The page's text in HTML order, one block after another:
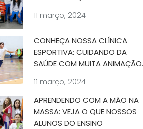
11 março, 2024
CONHEÇA NOSSA CLÍNICA
ESPORTIVA: CUIDANDO DA
SAÚDE COM MUITA ANIMAÇÃO.
11 março, 2024
APRENDENDO COM A MÃO NA
MASSA: VEJA O QUE NOSSOS
ALUNOS DO ENSINO